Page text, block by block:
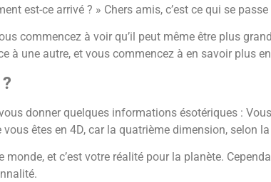
est-ce arrivé ? » Chers amis, c’est ce qui se
commencez à voir qu’il peut même être plus
à une autre, et vous commencez à en savoir plus
donner quelques informations ésotériques :
êtes en 4D, car la quatrième dimension, selon
et c’est votre réalité pour la planète.